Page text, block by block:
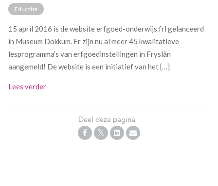
Educatie
15 april 2016 is de website erfgoed-onderwijs.frl gelanceerd
in Museum Dokkum. Er zijn nu al meer 45 kwalitatieve
lesprogramma’s van erfgoedinstellingen in Fryslân
aangemeld! De website is een initiatief van het […]
Lees verder
Deel deze pagina